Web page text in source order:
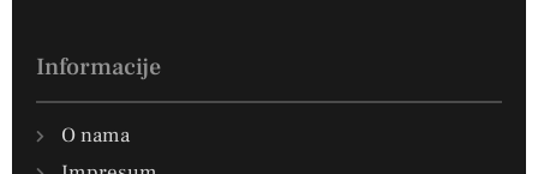
Informacije
O nama